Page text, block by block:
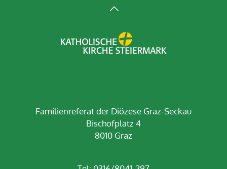
Familienreferat der Diözese Graz-Seckau
Bischofplatz 4
8010 Graz